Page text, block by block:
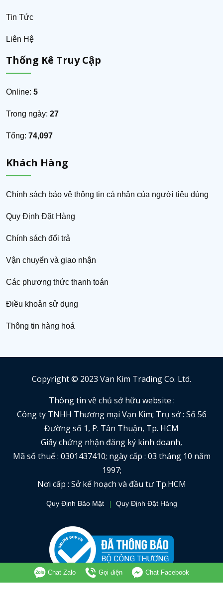
Tin Tức
Liên Hệ
Thống Kê Truy Cập
Online: 5
Trong ngày: 27
Tổng: 74,097
Khách Hàng
Chính sách bảo vệ thông tin cá nhân của người tiêu dùng
Quy Định Đặt Hàng
Chính sách đổi trả
Vận chuyển và giao nhận
Các phương thức thanh toán
Điều khoản sử dụng
Thông tin hàng hoá
Copyright © 2023 Van Kim Trading Co. Ltd.
Thông tin về chủ sở hữu website :
Công ty TNHH Thương mại Vạn Kim; Trụ sở : Số 56
Đường số 1, P. Tân Thuận, Tp. HCM
Giấy chứng nhận đăng ký kinh doanh,
Mã số thuế : 0301437410; ngày cấp : 03 tháng 10 năm
1997;
Nơi cấp : Sở kế hoạch và đầu tư Tp.HCM
Quy Định Bảo Mật Quy Định Đặt Hàng
Chat Zalo Gọi điện Chat Facebook